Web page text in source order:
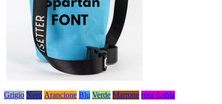
Grigio Nero Arancione Blu Verde Marrone rosa fushia